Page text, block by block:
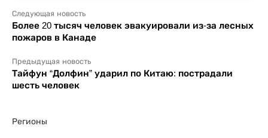
Следующая новость
Более 20 тысяч человек эвакуировали из-за лесных
пожаров в Канаде
Предыдущая новость
Тайфун “Долфин” ударил по Китаю: пострадали
шесть человек
Регионы